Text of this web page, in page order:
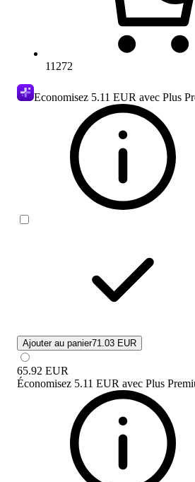
11272
Economisez 5.11 EUR avec Plus
Ajouter au panier71.03 EUR
65.92 EUR
Économisez 5.11 EUR avec Plus